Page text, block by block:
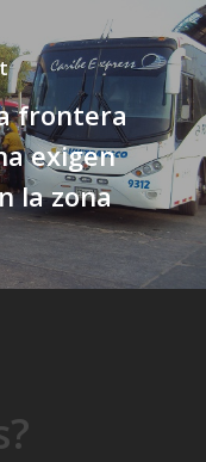
frontera
exigen
la zona